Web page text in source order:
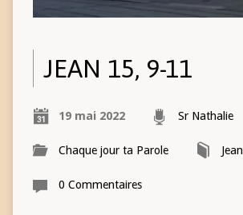
JEAN 15, 9-11
19 mai 2022 Sr Nathalie
Chaque jour ta Parole Jean
0 Commentaires